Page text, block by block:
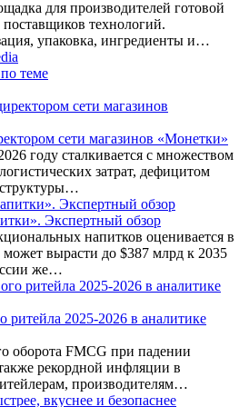
для производителей готовой
технологий.
упаковка, ингредиенты и…
теме
сети магазинов «Монетки»
году сталкивается с множеством
затрат, дефицитом
Экспертный обзор
напитков оценивается в
вырасти до $387 млрд к 2035
же…
ритейла 2025-2026 в аналитике
оборота FMCG при падении
рекордной инфляции в
производителям…